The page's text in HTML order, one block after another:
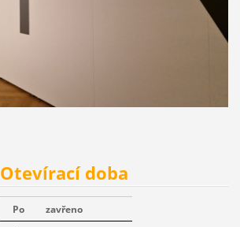
Otevírací doba
Po
zavřeno